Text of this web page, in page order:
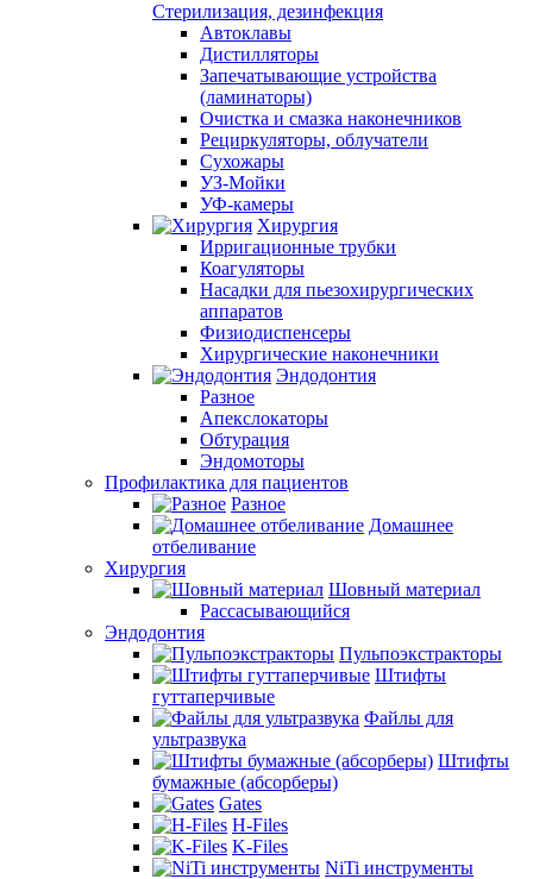
Стерилизация, дезинфекция
Автоклавы
Дистилляторы
Запечатывающие устройства
(ламинаторы)
Очистка и смазка наконечников
Рециркуляторы, облучатели
Сухожары
УЗ-Мойки
УФ-камеры
Хирургия
Ирригационные трубки
Коагуляторы
Насадки для пьезохирургических
аппаратов
Физиодиспенсеры
Хирургические наконечники
Эндодонтия
Разное
Апекслокаторы
Обтурация
Эндомоторы
Профилактика для пациентов
Разное
Домашнее
отбеливание
Хирургия
Шовный материал
Рассасывающийся
Эндодонтия
Пульпоэкстракторы
Штифты
гуттаперчивые
Файлы для
ультразвука
Штифты
бумажные (абсорберы)
Gates
H-Files
K-Files
NiTi инструменты